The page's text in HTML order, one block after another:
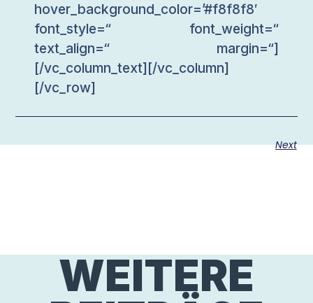
hover_background_color=’#f8f8f8′
font_style=“ font_weight=“
text_align=“ margin=“]
[/vc_column_text][/vc_column]
[/vc_row]
Next
WEITERE